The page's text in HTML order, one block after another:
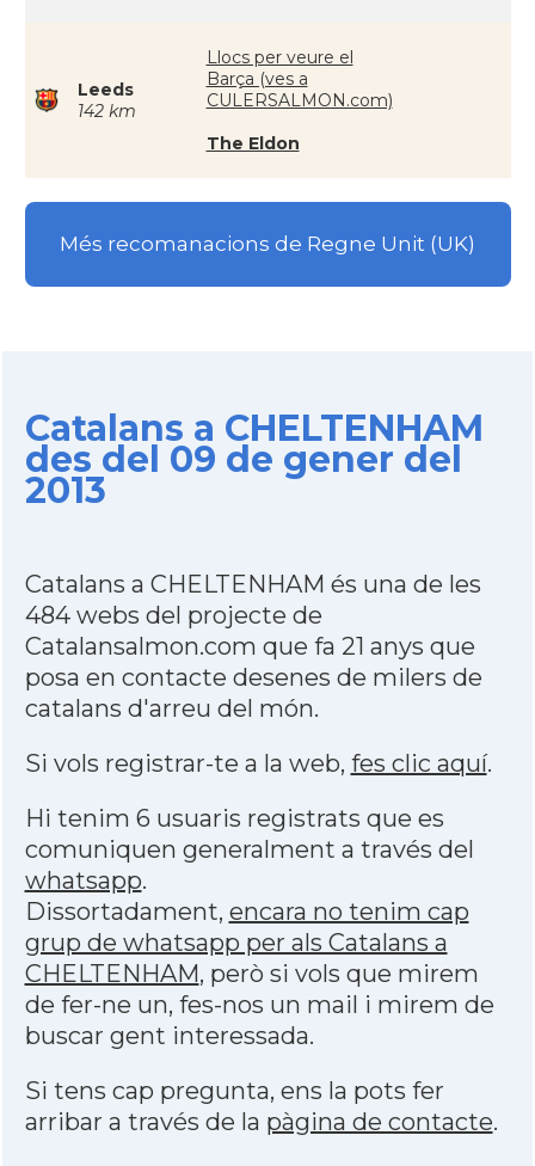
Leeds
142 km
Llocs per veure el
Barça (ves a
CULERSALMON.com)
The Eldon
Més recomanacions de Regne Unit (UK)
Catalans a CHELTENHAM
des del 09 de gener del
2013
Catalans a CHELTENHAM és una de les
484 webs del projecte de
Catalansalmon.com que fa 21 anys que
posa en contacte desenes de milers de
catalans d'arreu del món.
Si vols registrar-te a la web, fes clic aquí.
Hi tenim 6 usuaris registrats que es
comuniquen generalment a través del
whatsapp.
Dissortadament, encara no tenim cap
grup de whatsapp per als Catalans a
CHELTENHAM, però si vols que mirem
de fer-ne un, fes-nos un mail i mirem de
buscar gent interessada.
Si tens cap pregunta, ens la pots fer
arribar a través de la pàgina de contacte.